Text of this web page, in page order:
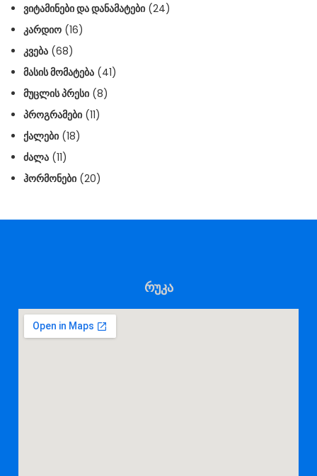
ᲕᲘᲢᲐᲛᲘᲜᲔᲑᲘ ᲓᲐ ᲓᲐᲜᲐᲛᲐᲢᲔᲑᲘ (24)
ᲙᲐᲠᲓᲘᲝ (16)
ᲙᲕᲔᲑᲐ (68)
ᲛᲐᲡᲘᲡ ᲛᲝᲛᲐᲢᲔᲑᲐ (41)
ᲛᲣᲪᲚᲘᲡ ᲞᲠᲔᲡᲘ (8)
ᲞᲠᲝᲒᲠᲐᲛᲔᲑᲘ (11)
ᲥᲐᲚᲔᲑᲘ (18)
ᲫᲐᲚᲐ (11)
ᲰᲝᲠᲛᲝᲜᲔᲑᲘ (20)
რუკა